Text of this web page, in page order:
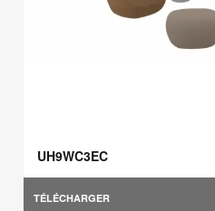
UH9WC3EC
TÉLÉCHARGER